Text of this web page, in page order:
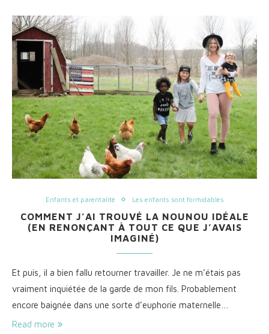
Enfants et parentalité Les enfants sont formidables
COMMENT J’AI TROUVÉ LA NOUNOU IDÉALE
(EN RENONÇANT À TOUT CE QUE J’AVAIS
IMAGINÉ)
Et puis, il a bien fallu retourner travailler. Je ne m’étais pas
vraiment inquiétée de la garde de mon fils. Probablement
encore baignée dans une sorte d’euphorie maternelle…
Read more